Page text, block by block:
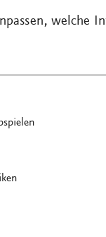
welche